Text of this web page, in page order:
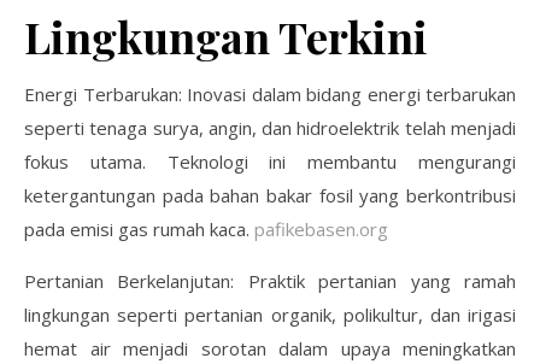
Lingkungan Terkini
Energi Terbarukan: Inovasi dalam bidang energi terbarukan
seperti tenaga surya, angin, dan hidroelektrik telah menjadi
fokus utama. Teknologi ini membantu mengurangi
ketergantungan pada bahan bakar fosil yang berkontribusi
pada emisi gas rumah kaca. pafikebasen.org
Pertanian Berkelanjutan: Praktik pertanian yang ramah
lingkungan seperti pertanian organik, polikultur, dan irigasi
hemat air menjadi sorotan dalam upaya meningkatkan